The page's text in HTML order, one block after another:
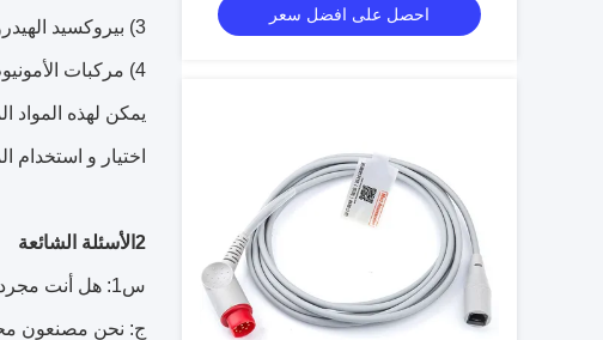
احصل على افضل سعر
3) بيروكسيد الهيدروجين: له خصائص أكسدة ومطهرة وغالبا ما يستخدم لتنظيف ومطهر المعدات الطبية والأسطح.
4) مركبات الأمونيوم الرباعية: واحدة من المطهرات الشائعة ، لها تأثير مضاد للبكتيريا واسع النطاق ويمكن استخدامها لتطهير سلاسل إضافية IBP.
اختيار و
2الأسئلة الشائعة
س1: هل أنت مجرد شركة تجارية أم مصنع؟
ج: نحن مصنعون